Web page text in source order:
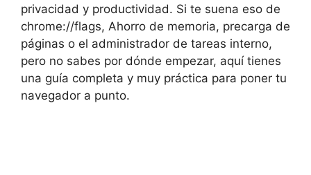
privacidad y productividad. Si te suena eso de
chrome://flags, Ahorro de memoria, precarga de
páginas o el administrador de tareas interno,
pero no sabes por dónde empezar, aquí tienes
una guía completa y muy práctica para poner tu
navegador a punto.